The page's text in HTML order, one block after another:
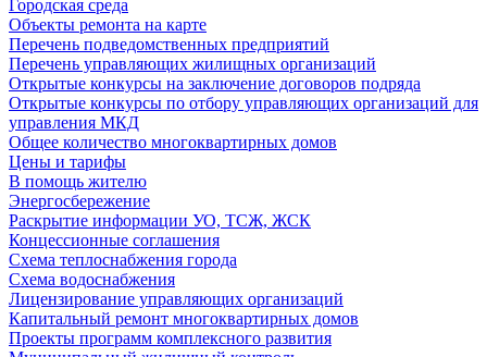
Городская среда
Объекты ремонта на карте
Перечень подведомственных предприятий
Перечень управляющих жилищных организаций
Открытые конкурсы на заключение договоров подряда
Открытые конкурсы по отбору управляющих организаций для
управления МКД
Общее количество многоквартирных домов
Цены и тарифы
В помощь жителю
Энергосбережение
Раскрытие информации УО, ТСЖ, ЖСК
Концессионные соглашения
Схема теплоснабжения города
Схема водоснабжения
Лицензирование управляющих организаций
Капитальный ремонт многоквартирных домов
Проекты программ комплексного развития